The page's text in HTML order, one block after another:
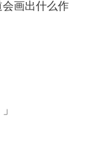
画出什么作